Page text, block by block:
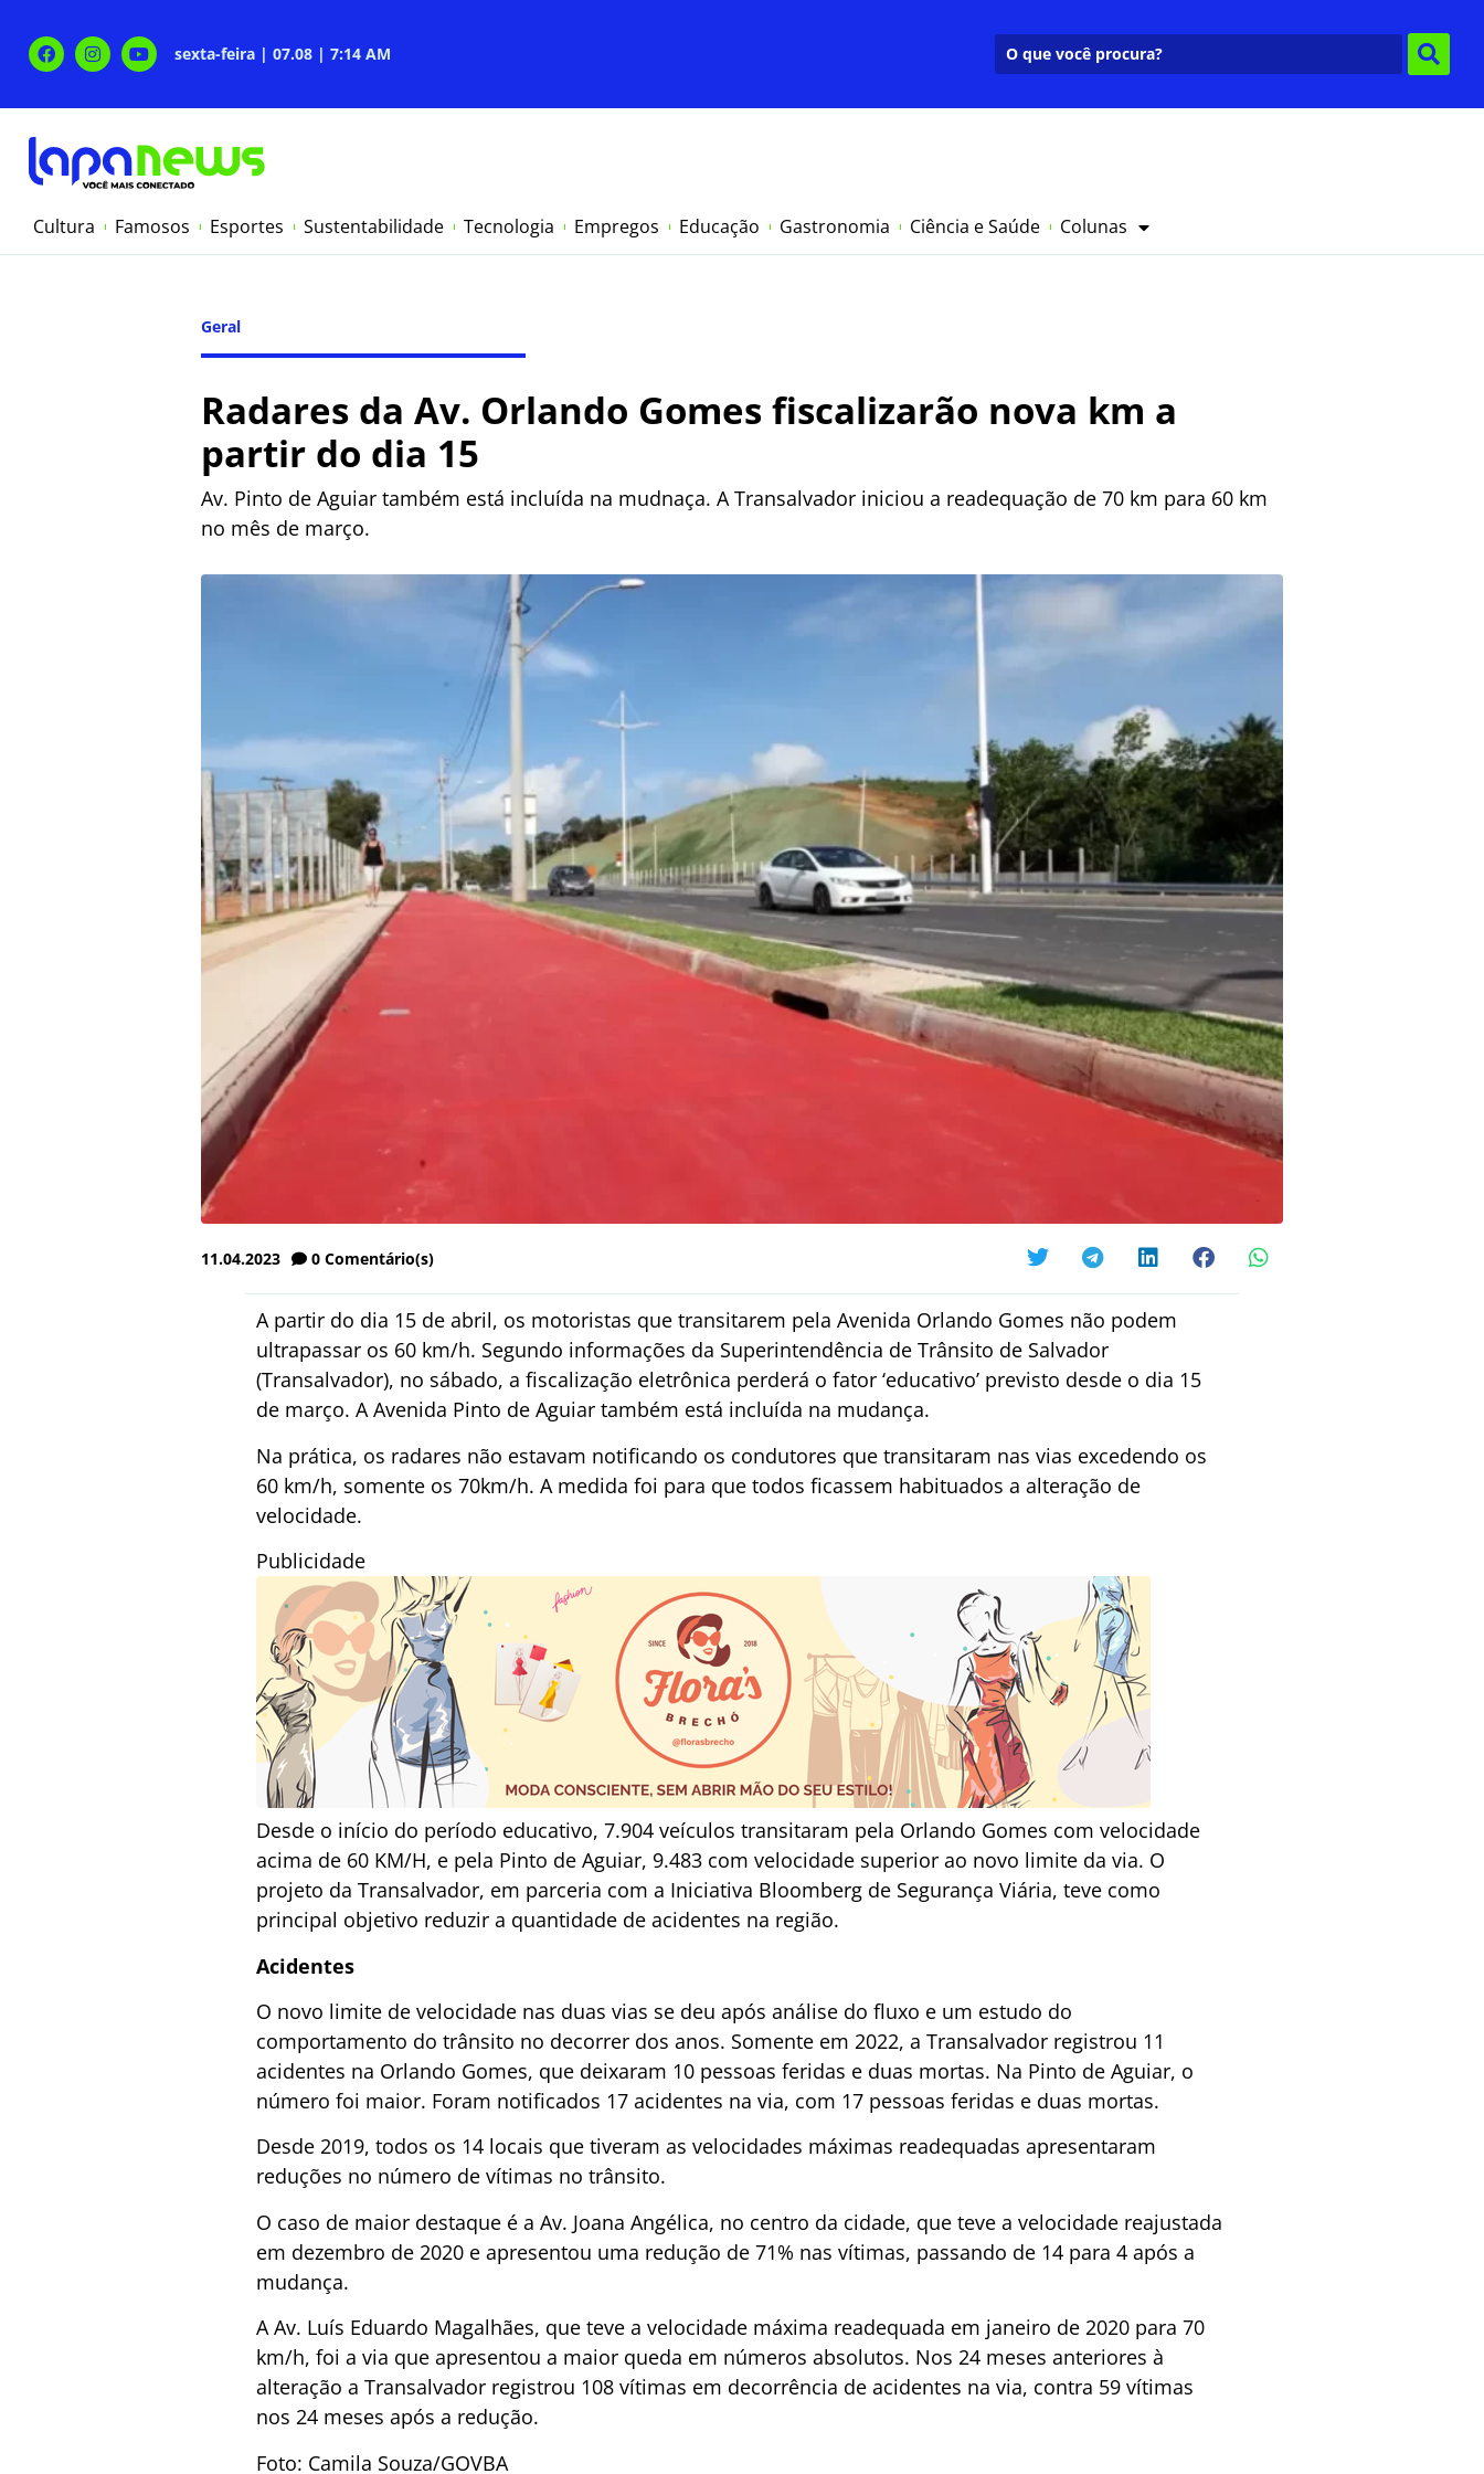
sexta-feira | 07.08 | 7:14 AM
Cultura Famosos Esportes Sustentabilidade Tecnologia Empregos Educação Gastronomia Ciência e Saúde Colunas
Geral
Radares da Av. Orlando Gomes fiscalizarão nova km a
partir do dia 15
Av. Pinto de Aguiar também está incluída na mudnaça. A Transalvador iniciou a readequação de 70 km para 60 km
no mês de março.
11.04.2023 0 Comentário(s)
A partir do dia 15 de abril, os motoristas que transitarem pela Avenida Orlando Gomes não podem
ultrapassar os 60 km/h. Segundo informações da Superintendência de Trânsito de Salvador
(Transalvador), no sábado, a fiscalização eletrônica perderá o fator ‘educativo’ previsto desde o dia 15
de março. A Avenida Pinto de Aguiar também está incluída na mudança.
Na prática, os radares não estavam notificando os condutores que transitaram nas vias excedendo os
60 km/h, somente os 70km/h. A medida foi para que todos ficassem habituados a alteração de
velocidade.
Publicidade
Desde o início do período educativo, 7.904 veículos transitaram pela Orlando Gomes com velocidade
acima de 60 KM/H, e pela Pinto de Aguiar, 9.483 com velocidade superior ao novo limite da via. O
projeto da Transalvador, em parceria com a Iniciativa Bloomberg de Segurança Viária, teve como
principal objetivo reduzir a quantidade de acidentes na região.
Acidentes
O novo limite de velocidade nas duas vias se deu após análise do fluxo e um estudo do
comportamento do trânsito no decorrer dos anos. Somente em 2022, a Transalvador registrou 11
acidentes na Orlando Gomes, que deixaram 10 pessoas feridas e duas mortas. Na Pinto de Aguiar, o
número foi maior. Foram notificados 17 acidentes na via, com 17 pessoas feridas e duas mortas.
Desde 2019, todos os 14 locais que tiveram as velocidades máximas readequadas apresentaram
reduções no número de vítimas no trânsito.
O caso de maior destaque é a Av. Joana Angélica, no centro da cidade, que teve a velocidade reajustada
em dezembro de 2020 e apresentou uma redução de 71% nas vítimas, passando de 14 para 4 após a
mudança.
A Av. Luís Eduardo Magalhães, que teve a velocidade máxima readequada em janeiro de 2020 para 70
km/h, foi a via que apresentou a maior queda em números absolutos. Nos 24 meses anteriores à
alteração a Transalvador registrou 108 vítimas em decorrência de acidentes na via, contra 59 vítimas
nos 24 meses após a redução.
Foto: Camila Souza/GOVBA